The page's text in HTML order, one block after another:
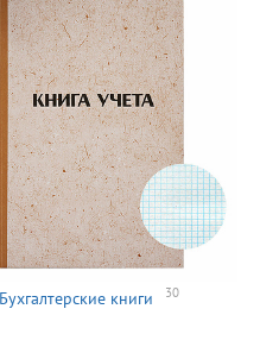
Бухгалтерские книги 30